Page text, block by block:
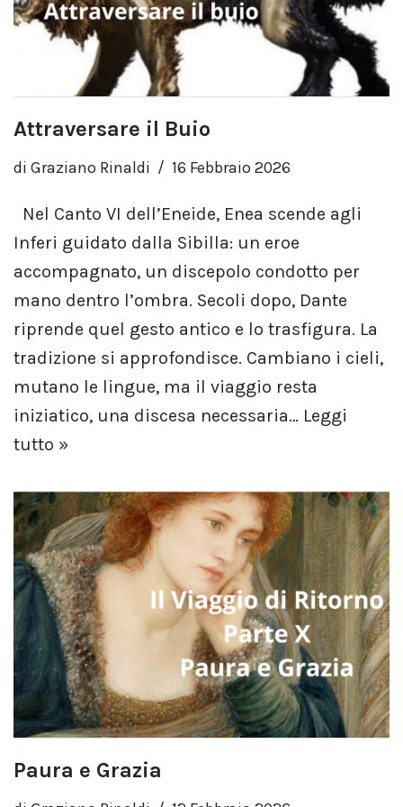
Attraversare il Buio
di Graziano Rinaldi 16 Febbraio 2026
Nel Canto VI dell’Eneide, Enea scende agli
Inferi guidato dalla Sibilla: un eroe
accompagnato, un discepolo condotto per
mano dentro l’ombra. Secoli dopo, Dante
riprende quel gesto antico e lo trasfigura. La
tradizione si approfondisce. Cambiano i cieli,
mutano le lingue, ma il viaggio resta
iniziatico, una discesa necessaria… Leggi
tutto »
Paura e Grazia